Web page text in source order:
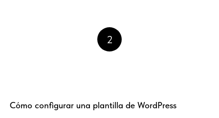
2
Cómo configurar una plantilla de WordPress